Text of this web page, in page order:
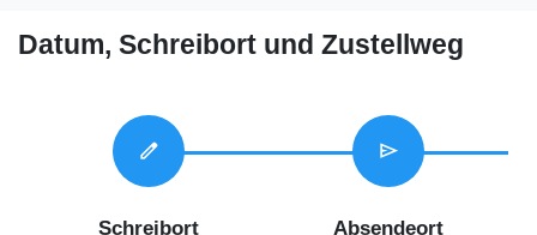
Datum, Schreibort und Zustellweg
edit
Schreibort
send
Absendeort